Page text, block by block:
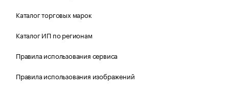
Каталог торговых марок
Каталог ИП по регионам
Правила использования сервиса
Правила использования изображений